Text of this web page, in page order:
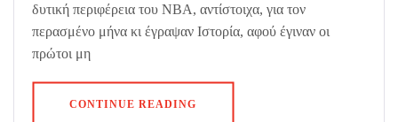
δυτική περιφέρεια του NBA, αντίστοιχα, για τον
περασμένο μήνα κι έγραψαν Ιστορία, αφού έγιναν οι
πρώτοι μη
CONTINUE READING